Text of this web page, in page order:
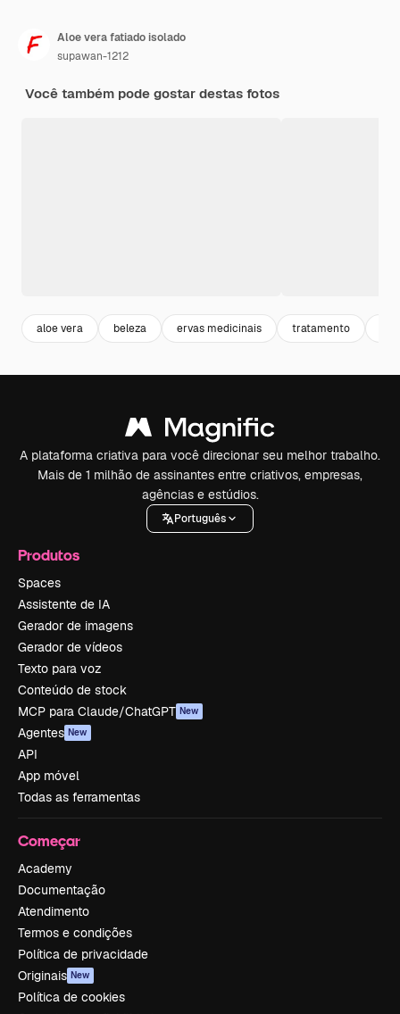
Aloe vera fatiado isolado
supawan-1212
Você também pode gostar destas fotos
aloe vera beleza ervas medicinais tratamento
A plataforma criativa para você direcionar seu melhor trabalho.
Mais de 1 milhão de assinantes entre criativos, empresas,
agências e estúdios.
Português
Produtos
Spaces
Assistente de IA
Gerador de imagens
Gerador de vídeos
Texto para voz
Conteúdo de stock
MCP para Claude/ChatGPT New
Agentes New
API
App móvel
Todas as ferramentas
Começar
Academy
Documentação
Atendimento
Termos e condições
Política de privacidade
Originais New
Política de cookies